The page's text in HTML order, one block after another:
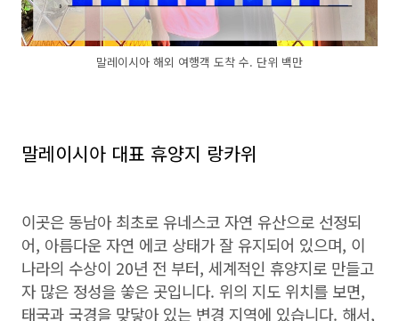
말레이시아 해외 여행객 도착 수. 단위 백만
말레이시아 대표 휴양지 랑카위
이곳은 동남아 최초로 유네스코 자연 유산으로 선정되
어, 아름다운 자연 에코 상태가 잘 유지되어 있으며, 이
나라의 수상이 20년 전 부터, 세계적인 휴양지로 만들고
자 많은 정성을 쏳은 곳입니다. 위의 지도 위치를 보면,
태국과 국경을 맞닿아 있는 변경 지역에 있습니다. 해서,